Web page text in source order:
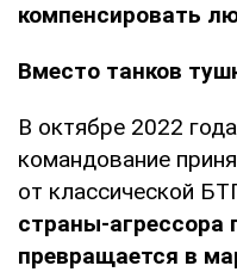
компенсировать
Вместо танков
В октябре 2022
командование
от классической
страны-агрессора
превращается в